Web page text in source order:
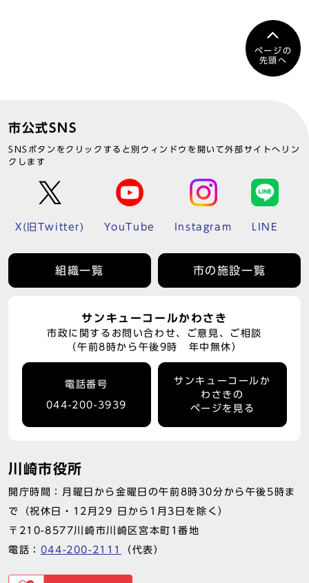
ページの
先頭へ
市公式SNS
SNSボタンをクリックすると別ウィンドウを開いて外部サイトへリン
クします
X(旧Twitter) YouTube Instagram LINE
組織一覧 市の施設一覧
サンキューコールかわさき
市政に関するお問い合わせ、ご意見、ご相談
（午前8時から午後9時 年中無休）
電話番号
044-200-3939
サンキューコールか
わさきの
ページを見る
川崎市役所
開庁時間：月曜日から金曜日の午前8時30分から午後5時ま
で（祝休日・12月29 日から1月3日を除く）
〒210-8577川崎市川崎区宮本町1番地
電話： 044-200-2111 （代表）